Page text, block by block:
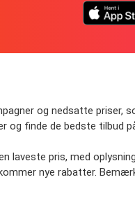
og nedsatte
og finde de bedste tilbud
laveste pris, med
nye rabatter.